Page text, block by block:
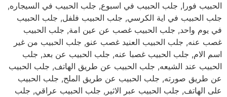
الحبيب فورا, جلب الحبيب في اسبوع, جلب الحبيب في السيجاره,
جلب الحبيب في اية الكرسي, جلب الحبيب فلفل, جلب الحبيب
في يوم واحد, جلب الحبيب غصب عن عين امة, جلب الحبيب
غصب عنه, جلب الحبيب العنيد غصب عنو, جلب الحبيب من غير
اسم الام, جلب الحبيب غصبا عنه, جلب الحبيب عن بعد, جلب
الحبيب عند الشيعه, جلب الحبيب عن طريق الهاتف, جلب الحبيب
عن طريق صورته, جلب الحبيب عن طريق الملح, جلب الحبيب
على الهاتف, جلب الحبيب عبر الاثير, جلب الحبيب عراقي, جلب